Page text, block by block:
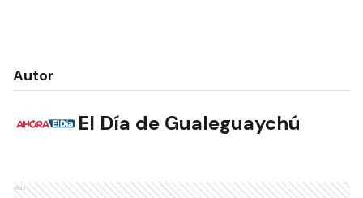
Autor
El Día de Gualeguaychú
Ads